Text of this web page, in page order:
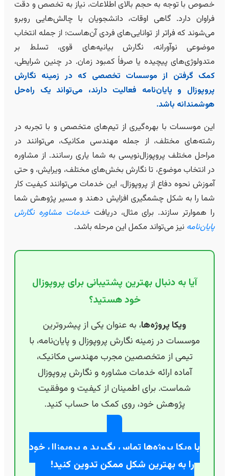
خصوص با توجه به حجم بالای اطلاعات، نیاز به تخصص و دقت
فراوان دارد. گاهی اوقات، دانشجویان با چالش‌هایی روبرو
می‌شوند که فراتر از توانایی‌های فردی آن‌هاست؛ از جمله انتخاب
موضوعی نوآورانه، نگارش بیانیه‌های قوی، تسلط بر
متدولوژی‌های پیچیده یا صرفاً کمبود زمان. در چنین شرایطی،
کمک گرفتن از موسسات تخصصی که در زمینه نگارش
پروپوزال و پایان‌نامه فعالیت دارند، می‌تواند یک راه‌حل
هوشمندانه باشد.
این موسسات با بهره‌گیری از تیم‌های متخصص و با تجربه در
رشته‌های مختلف، از جمله مهندسی مکانیک، می‌توانند در
مراحل مختلف پروپوزال‌نویسی به شما یاری رسانند. از مشاوره
در انتخاب موضوع، تا نگارش بخش‌های مختلف، ویرایش، و حتی
آموزش نحوه دفاع از پروپوزال، این خدمات می‌توانند کیفیت کار
شما را به شکل چشمگیری افزایش دهند و مسیر پژوهش شما
را هموارتر سازند. برای مثال، دریافتخدمات مشاوره نگارش
پایان‌نامه نیز می‌تواند مکمل این مرحله باشد.
آیا به دنبال بهترین پشتیبانی برای پروپوزال
خود هستید؟
ویکا پروژه‌ها، به عنوان یکی از پیشروترین
موسسات در زمینه نگارش پروپوزال و پایان‌نامه، با
تیمی از متخصصین مجرب مهندسی مکانیک،
آماده ارائه خدمات مشاوره و نگارش پروپوزال
شماست. برای اطمینان از کیفیت و موفقیت
پژوهش خود، روی کمک ما حساب کنید.
با ویکا پروژه‌ها تماس بگیرید و پروپوزال خود
را به بهترین شکل ممکن تدوین کنید!